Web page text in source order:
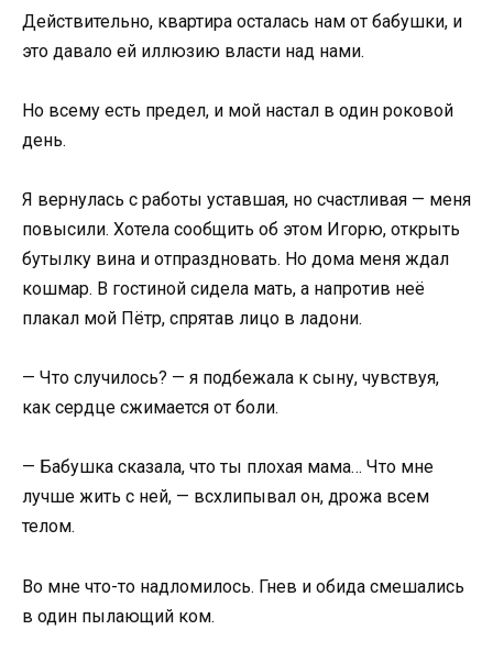
Действительно, квартира осталась нам от бабушки, и
это давало ей иллюзию власти над нами.
Но всему есть предел, и мой настал в один роковой
день.
Я вернулась с работы уставшая, но счастливая — меня
повысили. Хотела сообщить об этом Игорю, открыть
бутылку вина и отпраздновать. Но дома меня ждал
кошмар. В гостиной сидела мать, а напротив неё
плакал мой Пётр, спрятав лицо в ладони.
— Что случилось? — я подбежала к сыну, чувствуя,
как сердце сжимается от боли.
— Бабушка сказала, что ты плохая мама… Что мне
лучше жить с ней, — всхлипывал он, дрожа всем
телом.
Во мне что-то надломилось. Гнев и обида смешались
в один пылающий ком.